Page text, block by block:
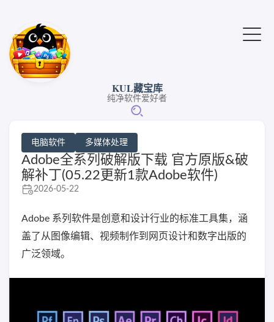
KUL藏宝库
纯净软件爱好者
电脑软件 多媒体处理
Adobe全系列破解版下载 官方原版&破
解补丁(05.22更新1款Adobe软件)
2026-05-22
Adobe 系列软件是创意和设计行业的标准工具集，涵
盖了从图像编辑、视频制作到网页设计和数字出版的
广泛领域。